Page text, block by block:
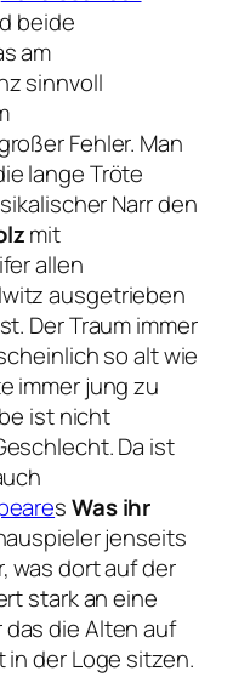
beide
am
sinnvoll
Fehler. Man
lange Tröte
Narr den
mit
allen
ausgetrieben
Der Traum immer
so alt wie
immer jung zu
ist nicht
Da ist
sWas ihr
jenseits
was dort auf der
stark an eine
die Alten auf
der Loge sitzen.